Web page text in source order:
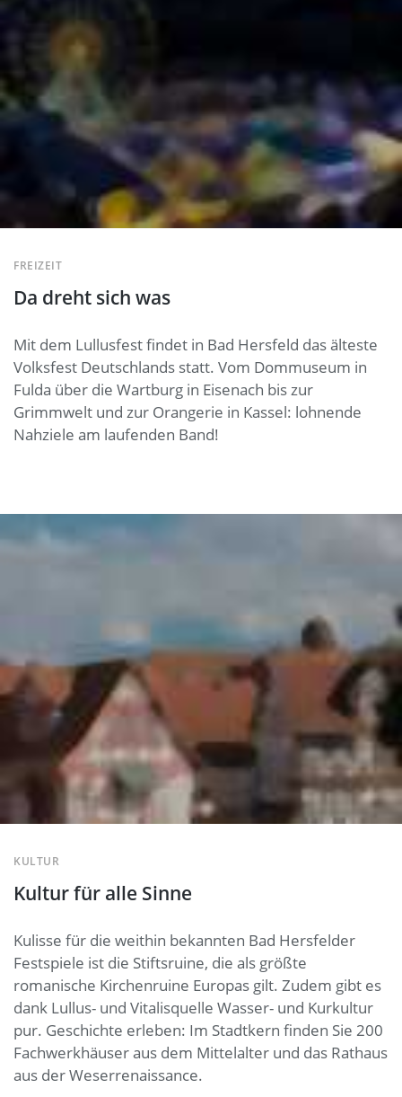
Da dreht sich was
FREIZEIT
Mit dem Lullusfest findet in Bad Hersfeld das älteste
Volksfest Deutschlands statt. Vom Dommuseum in
Fulda über die Wartburg in Eisenach bis zur
Grimmwelt und zur Orangerie in Kassel: lohnende
Nahziele am laufenden Band!
Kultur für alle Sinne
KULTUR
Kulisse für die weithin bekannten Bad Hersfelder
Festspiele ist die Stiftsruine, die als größte
romanische Kirchenruine Europas gilt. Zudem gibt es
dank Lullus- und Vitalisquelle Wasser- und Kurkultur
pur. Geschichte erleben: Im Stadtkern finden Sie 200
Fachwerkhäuser aus dem Mittelalter und das Rathaus
aus der Weserrenaissance.